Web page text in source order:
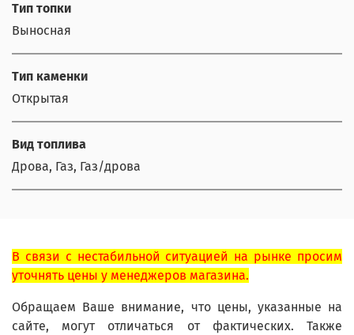
Тип топки
Выносная
Тип каменки
Открытая
Вид топлива
Дрова, Газ, Газ/дрова
В связи с нестабильной ситуацией на рынке просим
уточнять цены у менеджеров магазина.
Обращаем Ваше внимание, что цены, указанные на
сайте, могут отличаться от фактических. Также